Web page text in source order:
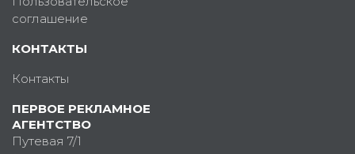
соглашение
КОНТАКТЫ
Контакты
ПЕРВОЕ РЕКЛАМНОЕ
АГЕНТСТВО
Путевая 7/1